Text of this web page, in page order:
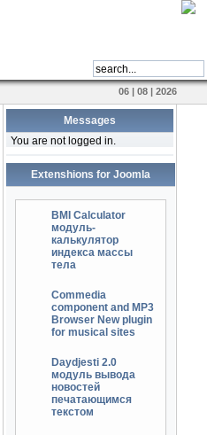
06 | 08 | 2026
Messages
You are not logged in.
Extenshions for Joomla
BMI Calculator
модуль-
калькулятор
индекса массы
тела
Commedia
component and MP3
Browser New plugin
for musical sites
Daydjesti 2.0
модуль вывода
новостей
печатающимся
текстом